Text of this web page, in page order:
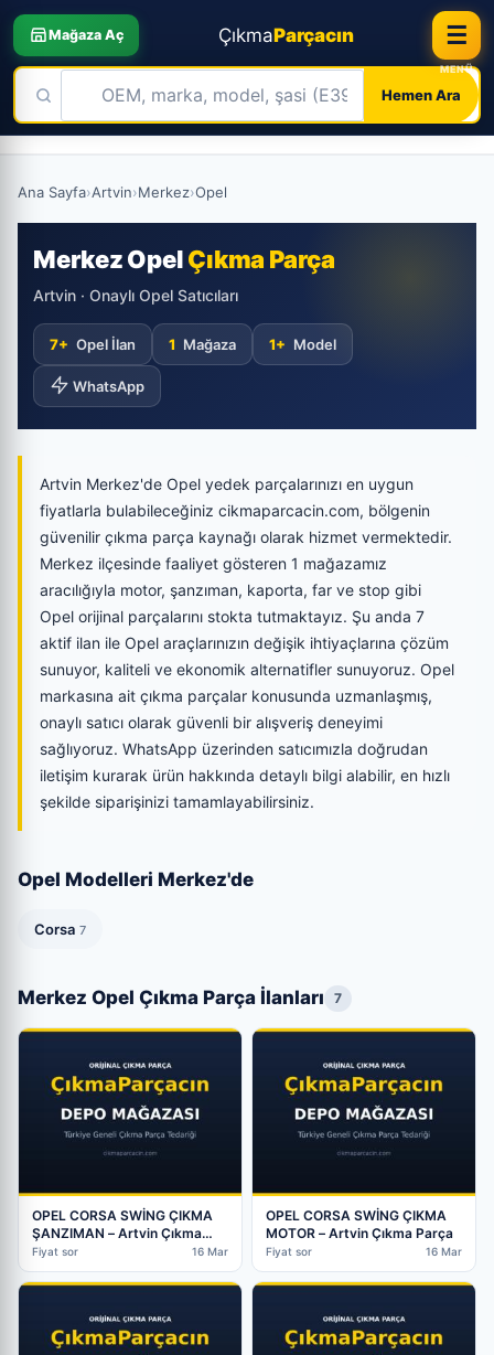
Mağaza Aç ÇıkmaParçacın
Hemen Ara
☰
Ana Sayfa›Artvin›Merkez›Opel
Merkez OpelÇıkma Parça
Artvin · Onaylı Opel Satıcıları
7+ Opel İlan 1 Mağaza 1+ Model
WhatsApp
Artvin Merkez'de Opel yedek parçalarınızı en uygun
fiyatlarla bulabileceğiniz cikmaparcacin.com, bölgenin
güvenilir çıkma parça kaynağı olarak hizmet vermektedir.
Merkez ilçesinde faaliyet gösteren 1 mağazamız
aracılığıyla motor, şanzıman, kaporta, far ve stop gibi
Opel orijinal parçalarını stokta tutmaktayız. Şu anda 7
aktif ilan ile Opel araçlarınızın değişik ihtiyaçlarına çözüm
sunuyor, kaliteli ve ekonomik alternatifler sunuyoruz. Opel
markasına ait çıkma parçalar konusunda uzmanlaşmış,
onaylı satıcı olarak güvenli bir alışveriş deneyimi
sağlıyoruz. WhatsApp üzerinden satıcımızla doğrudan
iletişim kurarak ürün hakkında detaylı bilgi alabilir, en hızlı
şekilde siparişinizi tamamlayabilirsiniz.
Opel Modelleri Merkez'de
Corsa 7
Merkez Opel Çıkma Parça İlanları 7
OPEL CORSA SWİNG ÇIKMA
ŞANZIMAN – Artvin Çıkma
Parça
Fiyat sor 16 Mar
OPEL CORSA SWİNG ÇIKMA
MOTOR – Artvin Çıkma Parça
Fiyat sor 16 Mar